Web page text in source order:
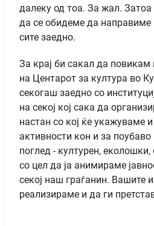
далеку од тоа. За жал.
да се обидеме да направиме
сите заедно.
За крај би сакал да
на Центарот за култура во
секогаш заедно со
на секој кој сака да
настан со кој ќе укажуваме
активности кон и за
поглед - културен, еколошки,
со цел да ја анимираме
секој наш граѓанин. Вашите
реализираме и да ги